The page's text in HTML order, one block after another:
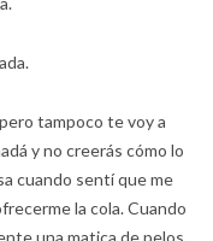
tampoco te voy a
y no creerás cómo lo
cuando sentí que me
la cola. Cuando
una matica de pelos,